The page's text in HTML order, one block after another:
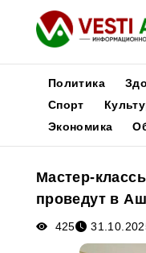
Новости
Медиа
Афиша
Политика
Спорт
Экономика
Мастер-
проведут в
425